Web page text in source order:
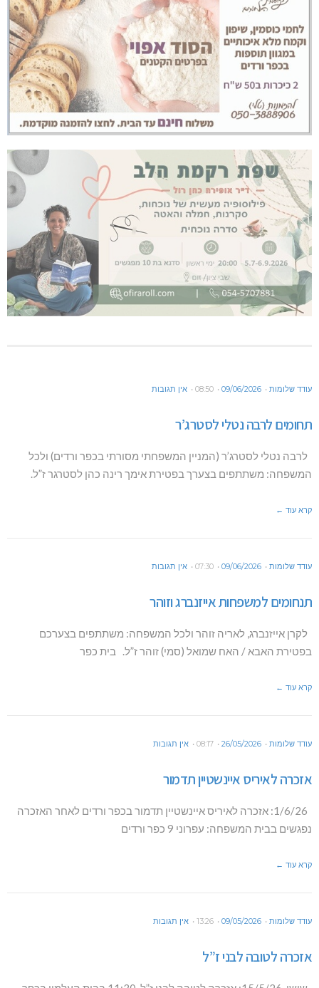
עודד שלומות 09/06/2026
08:50 אין תגובות
תחומים לרבה נטלי לסטרג’ר
לרבה נטלי לסטרג’ר (המניין המשפחתי מסורתי בכפר ורדים) ולכל
המשפחה: משתתפים בצערך בפטירת אימך רינה כהן לסטרגר ז”ל.
קרא עוד ←
עודד שלומות 09/06/2026
07:30 אין תגובות
תנחומים למשפחות אייזנברג וזוהר
לקרן אייזנברג, לאריה זוהר ולכל המשפחה: משתתפים בצערכם
בפטירת האבא / האח שמואל (סמי) זוהר ז”ל. בית כפר
קרא עוד ←
עודד שלומות 26/05/2026
08:17 אין תגובות
אזכרה לאיריס איינשטיין תדמור
1/6/26: אזכרה לאיריס איינשטיין תדמור בכפר ורדים לאחר האזכרה
נפגשים בבית המשפחה: עפרוני 9 כפר ורדים
קרא עוד ←
עודד שלומות 09/05/2026
13:26 אין תגובות
אזכרה לטובה לבני ז”ל